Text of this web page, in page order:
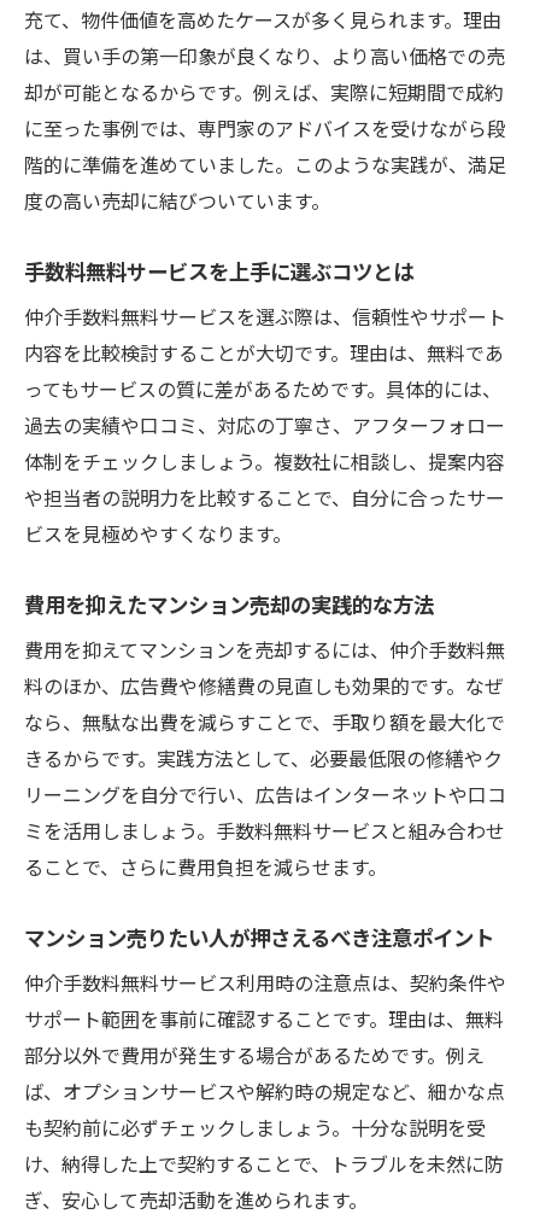
充て、物件価値を高めたケースが多く見られます。理由
は、買い手の第一印象が良くなり、より高い価格での売
却が可能となるからです。例えば、実際に短期間で成約
に至った事例では、専門家のアドバイスを受けながら段
階的に準備を進めていました。このような実践が、満足
度の高い売却に結びついています。
手数料無料サービスを上手に選ぶコツとは
仲介手数料無料サービスを選ぶ際は、信頼性やサポート
内容を比較検討することが大切です。理由は、無料であ
ってもサービスの質に差があるためです。具体的には、
過去の実績や口コミ、対応の丁寧さ、アフターフォロー
体制をチェックしましょう。複数社に相談し、提案内容
や担当者の説明力を比較することで、自分に合ったサー
ビスを見極めやすくなります。
費用を抑えたマンション売却の実践的な方法
費用を抑えてマンションを売却するには、仲介手数料無
料のほか、広告費や修繕費の見直しも効果的です。なぜ
なら、無駄な出費を減らすことで、手取り額を最大化で
きるからです。実践方法として、必要最低限の修繕やク
リーニングを自分で行い、広告はインターネットや口コ
ミを活用しましょう。手数料無料サービスと組み合わせ
ることで、さらに費用負担を減らせます。
マンション売りたい人が押さえるべき注意ポイント
仲介手数料無料サービス利用時の注意点は、契約条件や
サポート範囲を事前に確認することです。理由は、無料
部分以外で費用が発生する場合があるためです。例え
ば、オプションサービスや解約時の規定など、細かな点
も契約前に必ずチェックしましょう。十分な説明を受
け、納得した上で契約することで、トラブルを未然に防
ぎ、安心して売却活動を進められます。